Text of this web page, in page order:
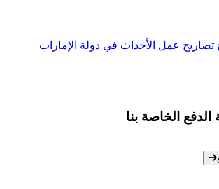
عمل الأحداث في دولة الإمارات
الدفع الخاصة بنا